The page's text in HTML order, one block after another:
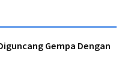
Gempa Dengan